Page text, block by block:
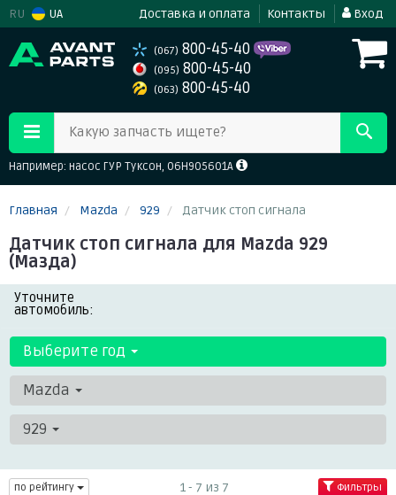
RU UA Доставка и оплата Контакты Вход
(067) 800-45-40
(095) 800-45-40
(063) 800-45-40
Какую запчасть ищете?
Например: насос ГУР Туксон, 06H905601A
Главная Mazda 929 Датчик стоп сигнала
Датчик стоп сигнала для Mazda 929
(Мазда)
Уточните
автомобиль:
Выберите год
Mazda
929
по рейтингу 1 - 7 из 7 Фильтры